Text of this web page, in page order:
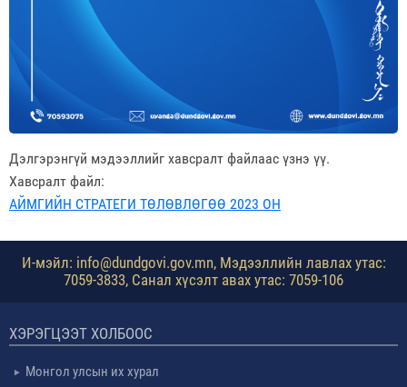
Дэлгэрэнгүй мэдээллийг хавсралт файлаас үзнэ үү.
Хавсралт файл:
АЙМГИЙН СТРАТЕГИ ТӨЛӨВЛӨГӨӨ 2023 ОН
И-мэйл: info@dundgovi.gov.mn, Мэдээллийн лавлах утас:
7059-3833, Санал хүсэлт авах утас: 7059-106
ХЭРЭГЦЭЭТ ХОЛБООС
Монгол улсын их хурал